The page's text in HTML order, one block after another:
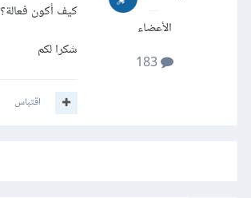
الأعضاء
183
كيف أكون فعالة؟
شكرا لكم
اقتباس